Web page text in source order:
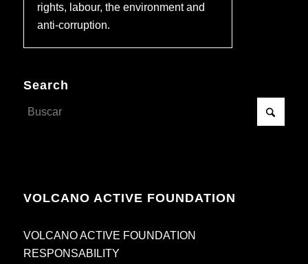
rights, labour, the environment and
anti-corruption.
Search
VOLCANO ACTIVE FOUNDATION
VOLCANO ACTIVE FOUNDATION
RESPONSABILITY